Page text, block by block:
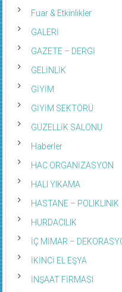
Fuar & Etkinlikler
GALERİ
GAZETE – DERGİ
GELİNLİK
GİYİM
GİYİM SEKTÖRÜ
GÜZELLİK SALONU
Haberler
HAC ORGANİZASYON
HALI YIKAMA
HASTANE – POLIKLINIK
HURDACILIK
İÇ MİMAR –
İKİNCİ EL EŞYA
İNŞAAT FİRMASI